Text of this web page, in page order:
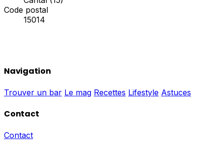
Code postal
15014
Navigation
Trouver un bar Le mag Recettes Lifestyle Astuces
Contact
Contact